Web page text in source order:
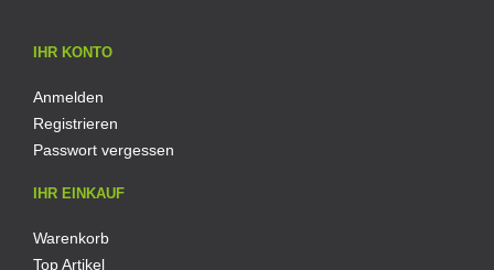
IHR KONTO
Anmelden
Registrieren
Passwort vergessen
IHR EINKAUF
Warenkorb
Top Artikel